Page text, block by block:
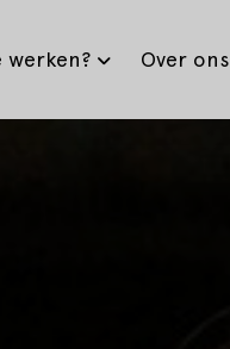
werken? Over ons